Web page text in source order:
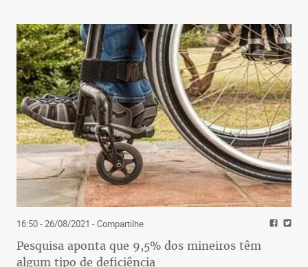
16:50 - 26/08/2021 - Compartilhe
Pesquisa aponta que 9,5% dos mineiros têm
algum tipo de deficiência